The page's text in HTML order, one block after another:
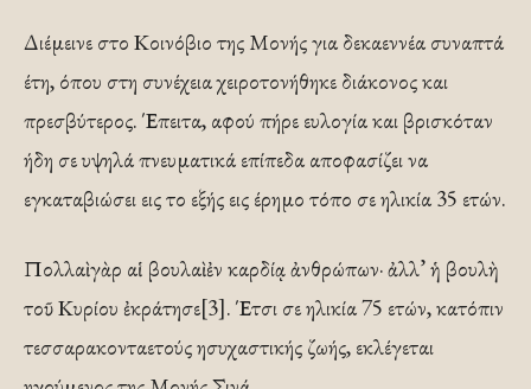
Διέμεινε στο Κοινόβιο της Μονής για δεκαεννέα συναπτά
έτη, όπου στη συνέχεια χειροτονήθηκε διάκονος και
πρεσβύτερος. Έπειτα, αφού πήρε ευλογία και βρισκόταν
ήδη σε υψηλά πνευματικά επίπεδα αποφασίζει να
εγκαταβιώσει εις το εξής εις έρημο τόπο σε ηλικία 35 ετών.
Πολλαὶ γὰρ αἱ βουλαὶ ἐν καρδίᾳ ἀνθρώπων· ἀλλ’ ἡ βουλὴ
τοῦ Κυρίου ἐκράτησε[3]. Έτσι σε ηλικία 75 ετών, κατόπιν
τεσσαρακονταετούς ησυχαστικής ζωής, εκλέγεται